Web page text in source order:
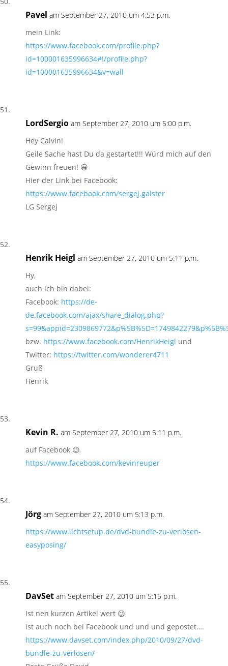
Pavel am September 27, 2010 um 4:53 p.m.
mein Link:
https://www.facebook.com/profile.php?
id=100001635996634#!/profile.php?
id=100001635996634&v=wall
LordSergio am September 27, 2010 um 5:00 p.m.
Hey Calvin!
Geile Sache hast Du da gestartet!!! Würd mich auf den
Gewinn freuen! 😀
Hier der Link bei Facebook:
https://www.facebook.com/sergej.galster
LG Sergej
Henrik Heigl am September 27, 2010 um 5:11 p.m.
Hy,
auch ich bin dabei:
Facebook: https://de-
de.facebook.com/ajax/share_dialog.php?
bzw. https://www.facebook.com/HenrikHeigl und
Twitter: https://twitter.com/wonderer4711
Gruß
Henrik
Kevin R. am September 27, 2010 um 5:11 p.m.
auf Facebook 😉
https://www.facebook.com/kevinreuper
Jörg am September 27, 2010 um 5:13 p.m.
https://www.lichtsetup.de/dvd-bundle-zu-verlosen-
easyposing/
DavSet am September 27, 2010 um 5:15 p.m.
Ist nen kurzen Artikel wert 😉
ist auch noch bei Facebook und und und gepostet….
https://www.davset.com/index.php/2010/09/27/dvd-
bundle-zu-verlosen/